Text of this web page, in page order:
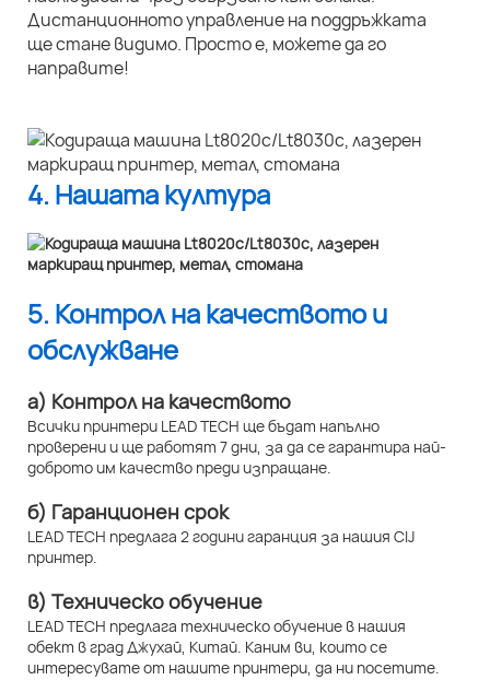
Дистанционното управление на поддръжката
ще стане видимо. Просто е, можете да го
направите!
4. Нашата култура
5. Контрол на качеството и
обслужване
а) Контрол на качеството
Всички принтери LEAD TECH ще бъдат напълно
проверени и ще работят 7 дни, за да се гарантира най-
доброто им качество преди изпращане.
б) Гаранционен срок
LEAD TECH предлага 2 години гаранция за нашия CIJ
принтер.
в) Техническо обучение
LEAD TECH предлага техническо обучение в нашия
обект в град Джухай, Китай. Каним ви, които се
интересувате от нашите принтери, да ни посетите.